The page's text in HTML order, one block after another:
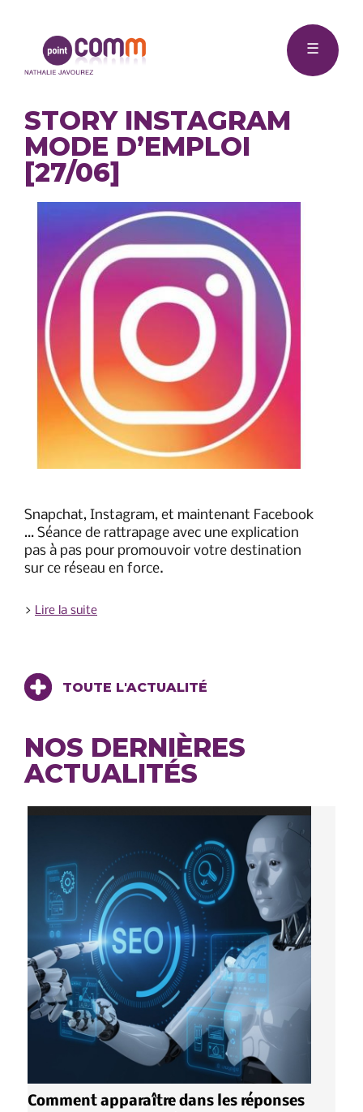
Point
☰
STORY INSTAGRAM
MODE D’EMPLOI
[27/06]
Snapchat, Instagram, et maintenant Facebook
… Séance de rattrapage avec une explication
pas à pas pour promouvoir votre destination
sur ce réseau en force.
> Lire la suite
TOUTE L'ACTUALITÉ
NOS DERNIÈRES
ACTUALITÉS
Comment apparaître dans les réponses